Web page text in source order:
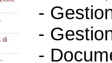
di
-
-
-